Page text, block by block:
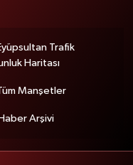
Trafik
Haritası
Manşetler
Haber Arşivi